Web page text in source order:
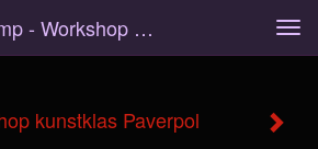
Sylvia Van De Kamp - Workshop Kunstklas Paverpol
kunstklas Paverpol